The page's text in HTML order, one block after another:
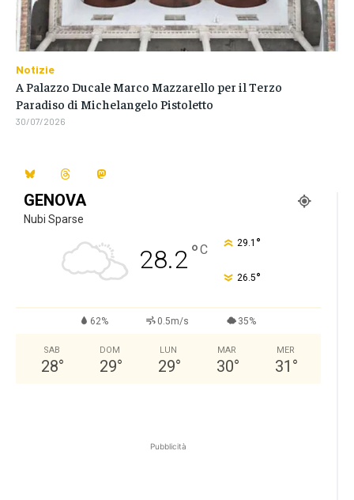
GENOVA
Nubi Sparse
28.2°C 29.1 °
26.5°
62% 0.5m/s 35%
SAB
28°
DOM
29°
LUN
29°
MAR
30°
MER
31 °
Pubblicità
Notizie
A Palazzo Ducale Marco Mazzarello per il Terzo
Paradiso di Michelangelo Pistoletto
30/07/2026